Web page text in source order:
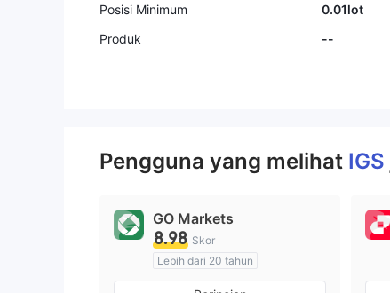
Posisi Minimum
0.01lot
Produk
--
Pengguna yang melihat IGS
GO Markets
8.98 Skor
Lebih dari 20 tahun
Diatur di Australia